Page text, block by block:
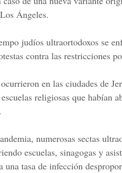
Ángeles.
judíos ultraortodoxos se
contra las restricciones
en las ciudades de
religiosas que habían
numerosas sectas
escuelas, sinagogas y
una tasa de infección